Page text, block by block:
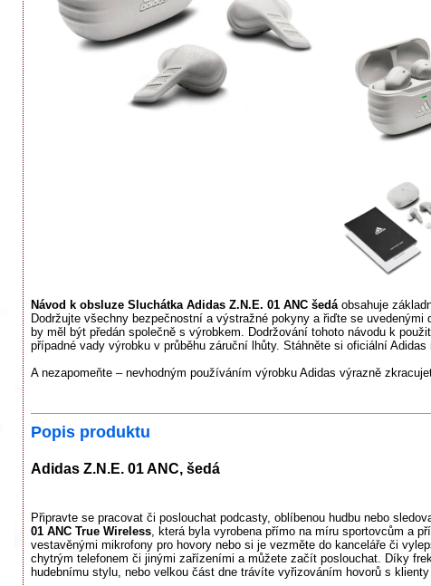
Návod k obsluze Sluchátka Adidas Z.N.E. 01 ANC šedáobsahuje
Dodržujte všechny bezpečnostní a výstražné pokyny a řiďte se
by měl být předán společně s výrobkem. Dodržování tohoto návodu k
případné vady výrobku v průběhu záruční lhůty. Stáhněte si oficiální
A nezapomeňte – nevhodným používáním výrobku Adidas výrazně
Popis produktu
Adidas Z.N.E. 01 ANC, šedá
Připravte se pracovat či poslouchat podcasty, oblíbenou hudbu nebo
01 ANC True Wireless , která byla vyrobena přímo na míru sportovcům a
vestavěnými mikrofony pro hovory nebo si je vezměte do kanceláře či
chytrým telefonem či jinými zařízeními a můžete začít poslouchat. Díky
hudebnímu stylu, nebo velkou část dne trávíte vyřizováním hovorů s klienty